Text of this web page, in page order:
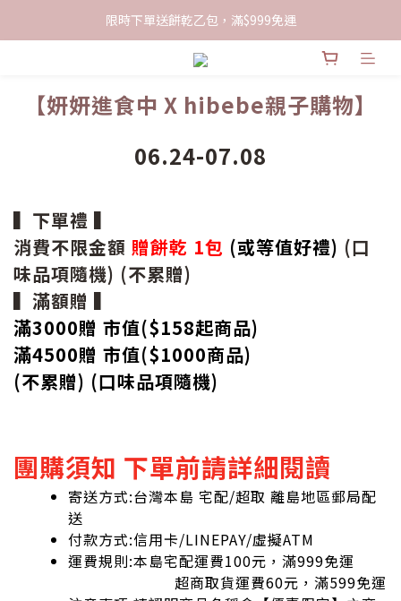
限時下單送餅乾乙包，滿$999免運
限時下單送餅乾乙包，滿$999免運
加入會員領100現折購物金
限時下單送餅乾乙包，滿$999免運
【妍妍進食中 X hibebe親子購物】
06.24-07.08
▍下單禮 ▍
消費不限金額 贈餅乾 1包 (或等值好禮) (口
味品項隨機) (不累贈)
▍滿額贈 ▍
滿3000贈 市值($158起商品)
滿4500贈 市值($1000商品)
(不累贈) (口味品項隨機)
團購須知 下單前請詳細閱讀
寄送方式:台灣本島 宅配/超取 離島地區郵局配
送
付款方式:信用卡/LINEPAY/虛擬ATM
運費規則:本島宅配運費100元，滿999免運
超商取貨運費60元，滿599免運